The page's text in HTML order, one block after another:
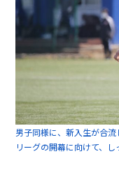
男子同様に、新入生が合流
リーグの開幕に向けて、し